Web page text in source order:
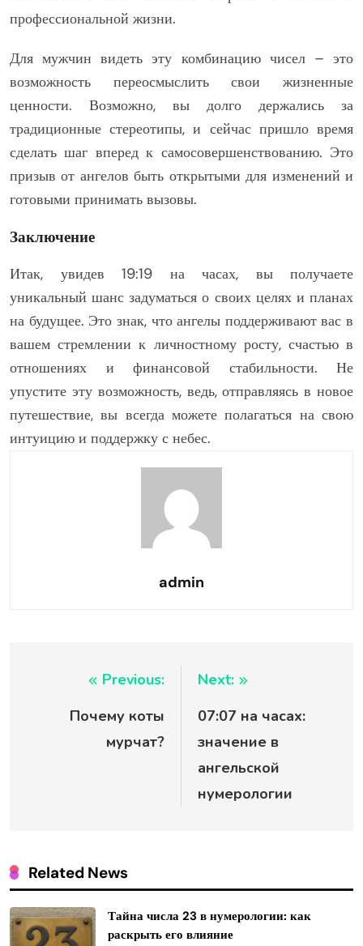
профессиональной жизни.
Для мужчин видеть эту комбинацию чисел – это
возможность переосмыслить свои жизненные
ценности. Возможно, вы долго держались за
традиционные стереотипы, и сейчас пришло время
сделать шаг вперед к самосовершенствованию. Это
призыв от ангелов быть открытыми для изменений и
готовыми принимать вызовы.
Заключение
Итак, увидев 19:19 на часах, вы получаете
уникальный шанс задуматься о своих целях и планах
на будущее. Это знак, что ангелы поддерживают вас в
вашем стремлении к личностному росту, счастью в
отношениях и финансовой стабильности. Не
упустите эту возможность, ведь, отправляясь в новое
путешествие, вы всегда можете полагаться на свою
интуицию и поддержку с небес.
admin
Навигация
Previous:
Почему коты
мурчат?
Next:
07:07 на часах:
значение в
ангельской
нумерологии
Related News
Тайна числа 23 в нумерологии: как
раскрыть его влияние